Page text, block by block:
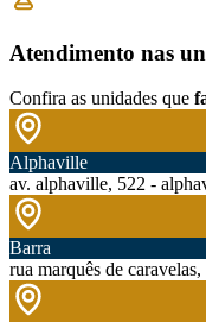
Atendimento nas
Confira as unidades que
Alphaville
av. alphaville, 522 -
Barra
rua marquês de